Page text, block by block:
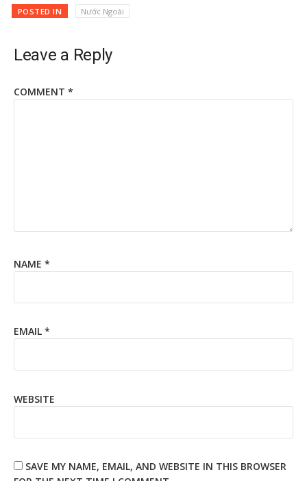
POSTED IN Nước Ngoài
Leave a Reply
COMMENT *
NAME *
EMAIL *
WEBSITE
SAVE MY NAME, EMAIL, AND WEBSITE IN THIS BROWSER